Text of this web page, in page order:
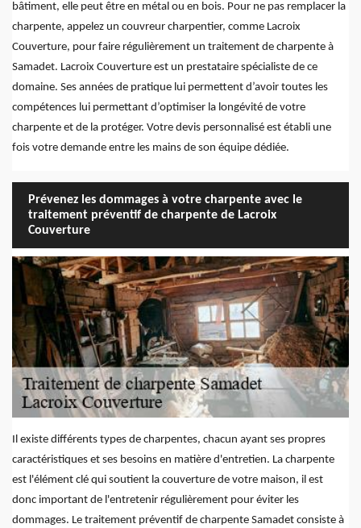
bâtiment, elle peut être en métal ou en bois. Pour ne pas remplacer la
charpente, appelez un couvreur charpentier, comme Lacroix
Couverture, pour faire régulièrement un traitement de charpente à
Samadet. Lacroix Couverture est un prestataire spécialiste de ce
domaine. Ses années de pratique lui permettent d’avoir toutes les
compétences lui permettant d’optimiser la longévité de votre
charpente et de la protéger. Votre devis personnalisé est établi une
fois votre demande entre les mains de son équipe dédiée.
Prévenez les dommages à votre charpente avec le
traitement préventif de charpente de Lacroix
Couverture
Il existe différents types de charpentes, chacun ayant ses propres
caractéristiques et ses besoins en matière d'entretien. La charpente
est l'élément clé qui soutient la couverture de votre maison, il est
donc important de l'entretenir régulièrement pour éviter les
dommages. Le traitement préventif de charpente Samadet consiste à